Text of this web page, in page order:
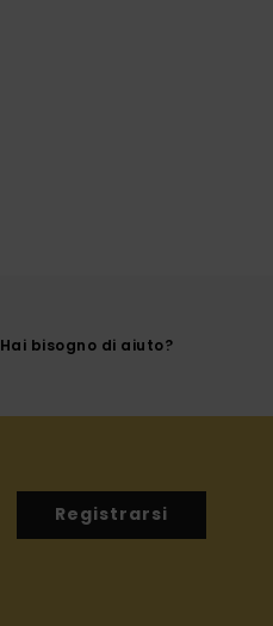
Hai bisogno di aiuto?
Registrarsi